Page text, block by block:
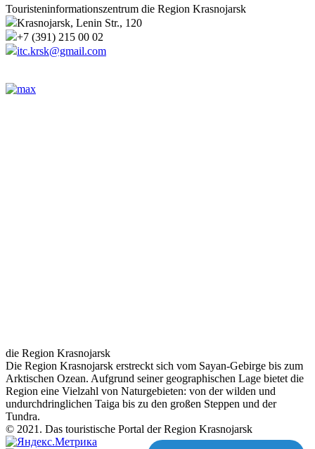
Touristeninformationszentrum die Region Krasnojarsk
Krasnojarsk, Lenin Str., 120
+7 (391) 215 00 02
itc.krsk@gmail.com
die Region Krasnojarsk
Die Region Krasnojarsk erstreckt sich vom Sayan-Gebirge bis zum
Arktischen Ozean. Aufgrund seiner geographischen Lage bietet die
Region eine Vielzahl von Naturgebieten: von der wilden und
undurchdringlichen Taiga bis zu den großen Steppen und der
Tundra.
© 2021. Das touristische Portal der Region Krasnojarsk